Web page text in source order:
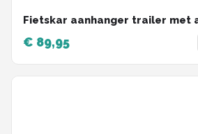
Fietskar aanhanger trailer met
€ 89,95